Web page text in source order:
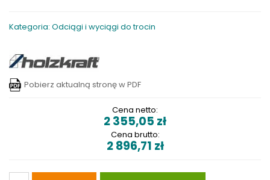
Kategoria: Odciągi i wyciągi do trocin
Pobierz aktualną stronę w PDF
Cena netto:
2 355,05 zł
Cena brutto:
2 896,71 zł